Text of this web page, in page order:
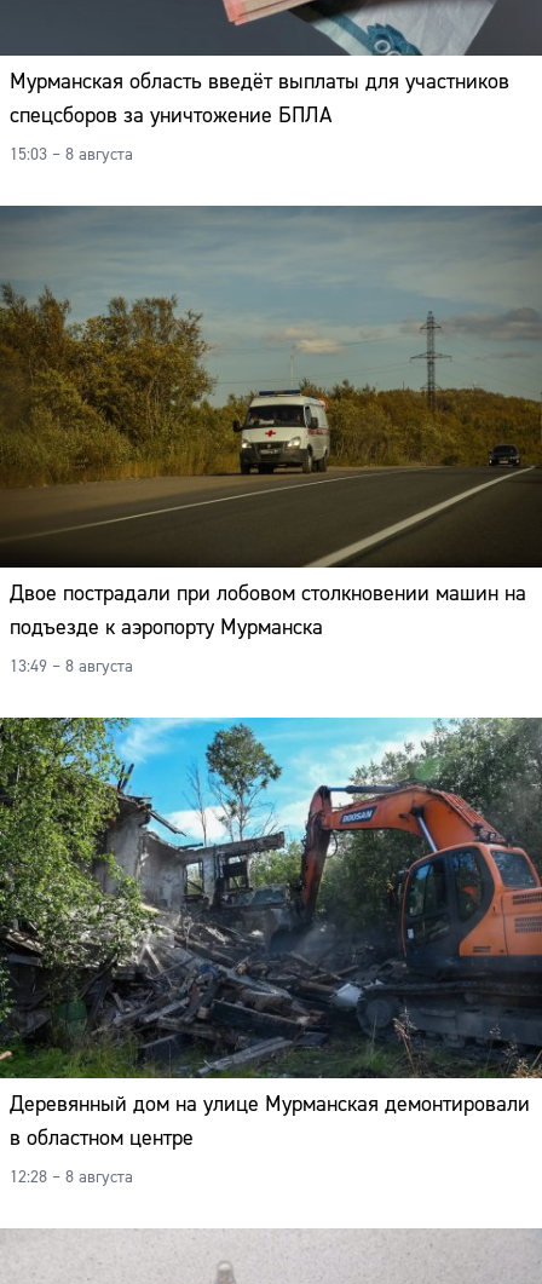
Мурманская область введёт выплаты для участников
спецсборов за уничтожение БПЛА
15:03 – 8 августа
Двое пострадали при лобовом столкновении машин на
подъезде к аэропорту Мурманска
13:49 – 8 августа
Деревянный дом на улице Мурманская демонтировали
в областном центре
12:28 – 8 августа